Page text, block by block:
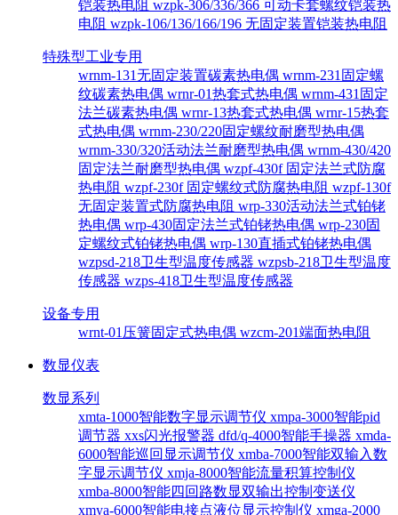
铠装热电阻 wzpk-306/336/366 可动卡套螺纹铠装热
电阻 wzpk-106/136/166/196 无固定装置铠装热电阻
特殊型工业专用
wrnm-131无固定装置碳素热电偶 wrnm-231固定螺
纹碳素热电偶 wrnr-01热套式热电偶 wrnm-431固定
法兰碳素热电偶 wrnr-13热套式热电偶 wrnr-15热套
式热电偶 wrnm-230/220固定螺纹耐磨型热电偶
wrnm-330/320活动法兰耐磨型热电偶 wrnm-430/420
固定法兰耐磨型热电偶 wzpf-430f 固定法兰式防腐
热电阻 wzpf-230f 固定螺纹式防腐热电阻 wzpf-130f
无固定装置式防腐热电阻 wrp-330活动法兰式铂铑
热电偶 wrp-430固定法兰式铂铑热电偶 wrp-230固
定螺纹式铂铑热电偶 wrp-130直插式铂铑热电偶
wzpsd-218卫生型温度传感器 wzpsb-218卫生型温度
传感器 wzps-418卫生型温度传感器
设备专用
wrnt-01压簧固定式热电偶 wzcm-201端面热电阻
数显仪表
数显系列
xmta-1000智能数字显示调节仪 xmpa-3000智能pid
调节器 xxs闪光报警器 dfd/q-4000智能手操器 xmda-
6000智能巡回显示调节仪 xmba-7000智能双输入数
字显示调节仪 xmja-8000智能流量积算控制仪
xmba-8000智能四回路数显双输出控制变送仪
xmya-6000智能电接点液位显示控制仪 xmga-2000